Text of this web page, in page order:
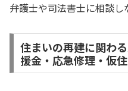
弁護士や司法書士に相談し
住まいの再建に関わ
援金・応急修理・仮